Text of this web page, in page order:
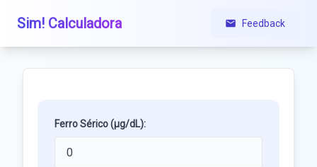
Sim! Calculadora Feedback
Ferro Sérico (µg/dL):